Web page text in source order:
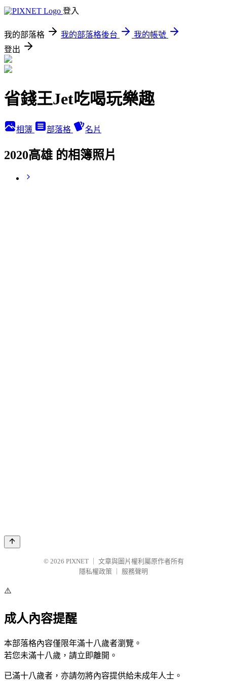
登入
我的部落格 我的部落格後台
我的帳號
登出
省錢王Jet吃喝玩樂趣
相簿 部落格 名片
2020高雄 的相簿照片
© 2026 PIXNET
文章與圖片權利屬原作者所有
隱私權政策
服務聲明
⚠️
成人內容提醒
本部落格內容僅限年滿十八歲者瀏覽。
若您未滿十八歲，請立即離開。
已滿十八歲者，亦請勿將內容提供給未成年人士。